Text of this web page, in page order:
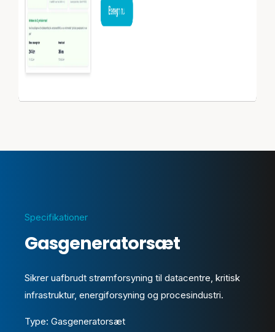
Specifikationer
Gasgeneratorsæt
Sikrer uafbrudt strømforsyning til datacentre, kritisk
infrastruktur, energiforsyning og procesindustri.
Type: Gasgeneratorsæt